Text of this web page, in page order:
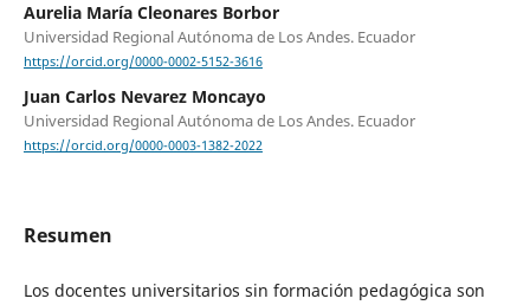
Aurelia María Cleonares Borbor
Universidad Regional Autónoma de Los Andes. Ecuador
https://orcid.org/0000-0002-5152-3616
Juan Carlos Nevarez Moncayo
Universidad Regional Autónoma de Los Andes. Ecuador
https://orcid.org/0000-0003-1382-2022
Resumen
Los docentes universitarios sin formación pedagógica son